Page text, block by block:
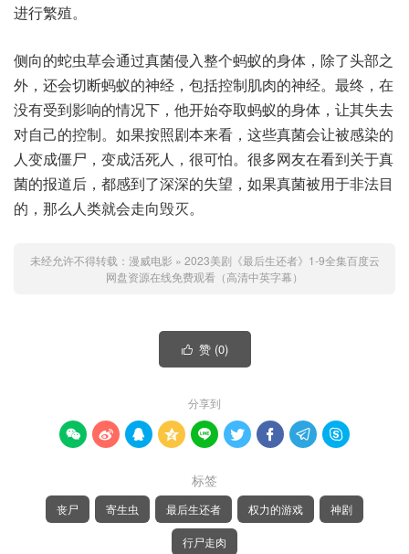
进行繁殖。
侧向的蛇虫草会通过真菌侵入整个蚂蚁的身体，除了头部之
外，还会切断蚂蚁的神经，包括控制肌肉的神经。最终，在
没有受到影响的情况下，他开始夺取蚂蚁的身体，让其失去
对自己的控制。如果按照剧本来看，这些真菌会让被感染的
人变成僵尸，变成活死人，很可怕。很多网友在看到关于真
菌的报道后，都感到了深深的失望，如果真菌被用于非法目
的，那么人类就会走向毁灭。
未经允许不得转载： 漫威电影 » 2023美剧《最后生还者》1-9全集百度云
网盘资源在线免费观看（高清中英字幕）
 赞 (0)
分享到
        
标签
丧尸 寄生虫 最后生还者 权力的游戏 神剧
行尸走肉